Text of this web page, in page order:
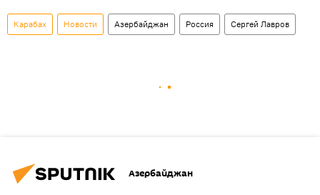
Карабах Новости Азербайджан Россия Сергей Лавров
Азербайджан